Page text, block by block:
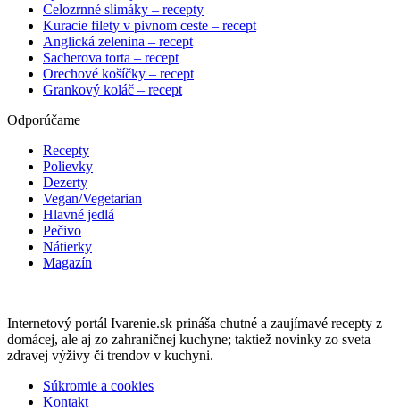
Celozrnné slimáky – recepty
Kuracie filety v pivnom ceste – recept
Anglická zelenina – recept
Sacherova torta – recept
Orechové košíčky – recept
Grankový koláč – recept
Odporúčame
Recepty
Polievky
Dezerty
Vegan/Vegetarian
Hlavné jedlá
Pečivo
Nátierky
Magazín
Internetový portál Ivarenie.sk prináša chutné a zaujímavé recepty z
domácej, ale aj zo zahraničnej kuchyne; taktiež novinky zo sveta
zdravej výživy či trendov v kuchyni.
Súkromie a cookies
Kontakt